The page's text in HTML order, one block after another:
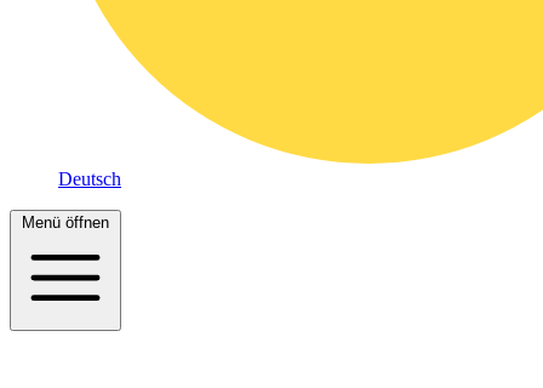
Deutsch
Menü öffnen